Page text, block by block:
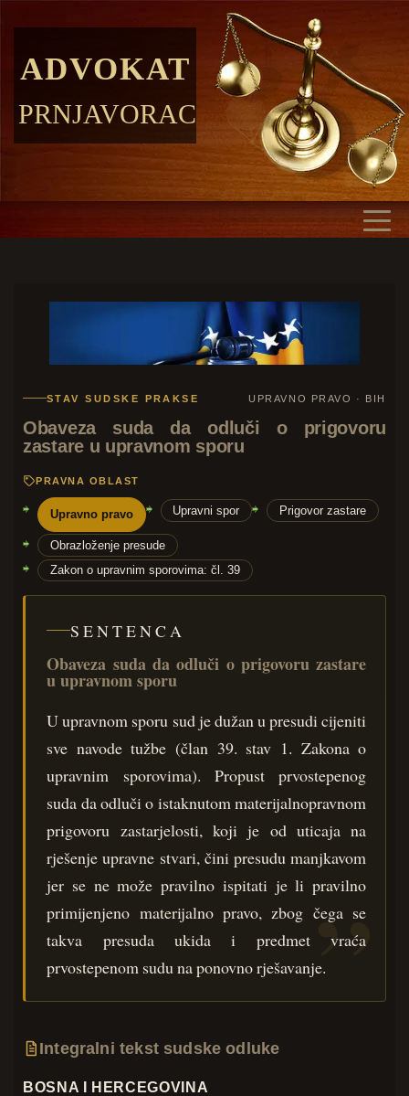
ADVOKAT
PRNJAVORAC
STAV SUDSKE PRAKSE UPRAVNO PRAVO · BIH
Obaveza suda da odluči o prigovoru
zastare u upravnom sporu
PRAVNA OBLAST
Upravno pravo Upravni spor Prigovor zastare
Obrazloženje presude
Zakon o upravnim sporovima: čl. 39
SENTENCA
Obaveza suda da odluči o prigovoru zastare
u upravnom sporu
U upravnom sporu sud je dužan u presudi cijeniti
sve navode tužbe (član 39. stav 1. Zakona o
upravnim sporovima). Propust prvostepenog
suda da odluči o istaknutom materijalnopravnom
prigovoru zastarjelosti, koji je od uticaja na
rješenje upravne stvari, čini presudu manjkavom
jer se ne može pravilno ispitati je li pravilno
primijenjeno materijalno pravo, zbog čega se
takva presuda ukida i predmet vraća
prvostepenom sudu na ponovno rješavanje.
Integralni tekst sudske odluke
BOSNA I HERCEGOVINA